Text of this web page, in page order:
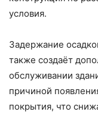
условия.
Задержание
также создаёт
обслуживании
причиной
покрытия, что